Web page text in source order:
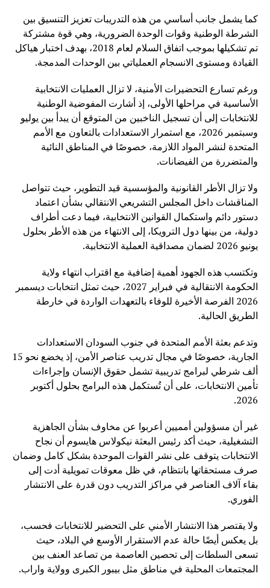
كما يشمل جانب أساسي من هذه التدريبات تعزيز التنسيق بين
الشرطة الوطنية وقوات الوحدة الضرورية، وهي قوة مشتركة
تم تشكيلها بموجب اتفاق السلام لعام 2018، بهدف اختبار هياكل
القيادة ومستوى الانسجام العملياتي بين الوحدات المدمجة.
ورغم تسارع التحضيرات الأمنية، لا تزال العمليات الانتخابية
الأساسية في مراحلها الأولى، إذ أشارت المفوضية الوطنية
للانتخابات إلى أن تسجيل الناخبين من المتوقع أن يبدأ بين يوليو
وسبتمبر 2026، مع استمرار الاستعدادات بالتعاون مع الأمم
المتحدة لنشر المواد اللازمة، خصوصًا في المناطق النائية
والمتضررة من الفيضانات.
ولا تزال الأطر القانونية والمؤسسية قيد التطوير، حيث تتواصل
المناقشات داخل المجلس التشريعي الانتقالي بشأن اعتماد
دستور دائم واستكمال القوانين الانتخابية، فيما دعت أطراف
دولية، من بينها دول الترويكا، إلى الانتهاء من هذه الأطر بحلول
يونيو 2026 لضمان مصداقية العملية الانتخابية.
وتكتسب هذه الجهود أهمية إضافية مع اقتراب انتهاء ولاية
الحكومة الانتقالية في فبراير 2027، حيث تمثل انتخابات ديسمبر
2026 الفرصة الأخيرة للوفاء بالتعهدات الواردة في خارطة
الطريق الحالية.
وتدعم بعثة الأمم المتحدة في جنوب السودان الاستعدادات
الجارية، خصوصًا في مجال تدريب عناصر الأمن، إذ يخضع نحو 15
ألف شرطي لبرامج تدريبية تشمل حقوق الإنسان وإجراءات
تأمين الانتخابات، على أن تُستكمل هذه البرامج بحلول أكتوبر
2026.
غير أن مسؤولين أمميين أعربوا عن مخاوف بشأن الجاهزية
التشغيلية، حيث أكد رئيس البعثة نيكولاس هايسوم أن نجاح
الانتخابات يتوقف على نشر القوات الموحدة بشكل كامل وضمان
صرف مستحقاتها بانتظام، في ظل معوقات تمويلية أدت إلى
بقاء آلاف العناصر في مراكز التدريب دون قدرة على الانتشار
الفوري.
ولا يقتصر هذا الانتشار الأمني على التحضير للانتخابات فحسب،
بل يعكس أيضًا حالة عدم الاستقرار الأوسع في البلاد، حيث
تسعى السلطات إلى تحصين العاصمة من تصاعد العنف بين
المجتمعات المحلية في مناطق مثل بيبور الكبرى وولاية واراب.